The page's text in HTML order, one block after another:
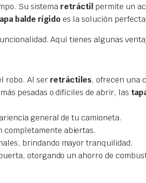
Su sistema retráctil permite un
balde rígido es la solución
Aquí tienes algunas
robo. Al ser retráctiles, ofrecen una
pesadas o difíciles de abrir, las
general de tu camioneta.
completamente abiertas.
brindando mayor tranquilidad.
otorgando un ahorro de